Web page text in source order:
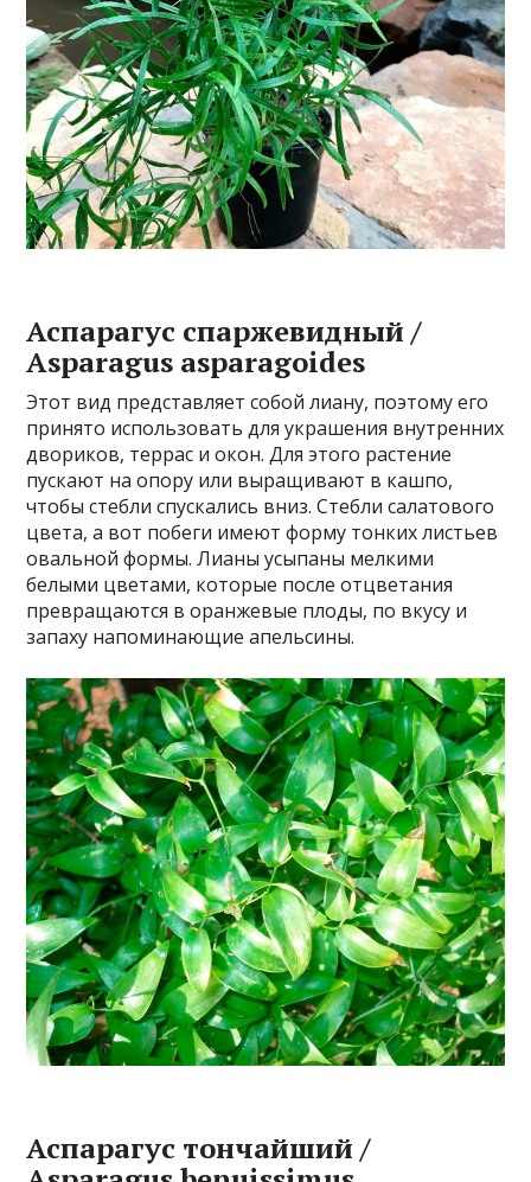
Аспарагус спаржевидный /
Asparagus asparagoides
Этот вид представляет собой лиану, поэтому его
принято использовать для украшения внутренних
двориков, террас и окон. Для этого растение
пускают на опору или выращивают в кашпо,
чтобы стебли спускались вниз. Стебли салатового
цвета, а вот побеги имеют форму тонких листьев
овальной формы. Лианы усыпаны мелкими
белыми цветами, которые после отцветания
превращаются в оранжевые плоды, по вкусу и
запаху напоминающие апельсины.
Аспарагус тончайший /